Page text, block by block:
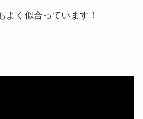
よく似合っています！